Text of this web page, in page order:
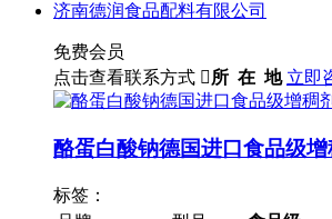
济南德润食品配料有限公司
免费会员
点击查看联系方式 所 在 地 立即
酪蛋白酸钠德国进口食品级
标签：